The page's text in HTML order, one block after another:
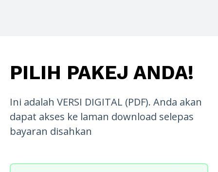
PILIH PAKEJ ANDA!
Ini adalah VERSI DIGITAL (PDF). Anda akan
dapat akses ke laman download selepas
bayaran disahkan